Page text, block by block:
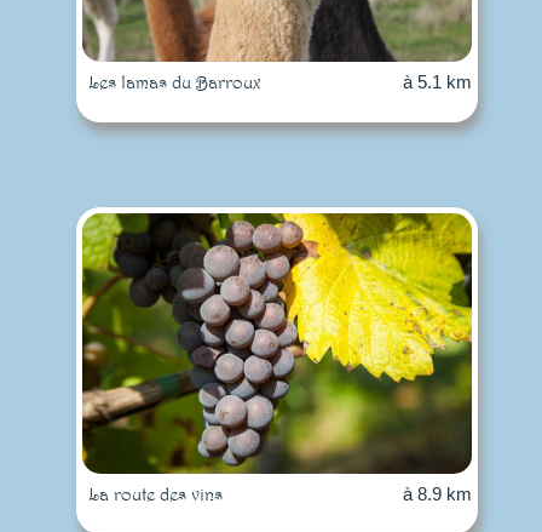
Les lamas du Barroux à 5.1 km
La route des vins à 8.9 km